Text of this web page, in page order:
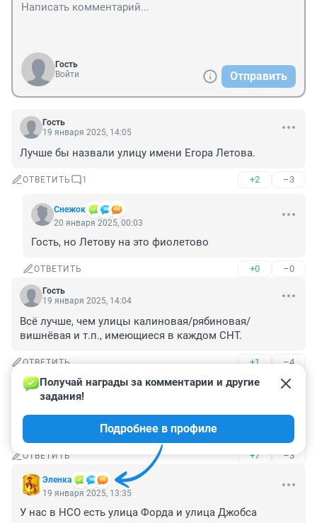
Гость
Войти
Отправить
Гость
19 января 2025, 14:05
Лучше бы назвали улицу имени Егора Летова.
ОТВЕТИТЬ 1 +2 –3
Снежoк
20 января 2025, 00:03
Гость, но Летову на это фиолетово
ОТВЕТИТЬ +0 –0
Гость
19 января 2025, 14:04
Всё лучше, чем улицы калиновая/рябиновая/
вишнёвая и т.п., имеющиеся в каждом СНТ.
ОТВЕТИТЬ +1 –4
Гость
19 января 2025, 13:59
Есть же проспект Путина, почему бы и не быть улице
Курта Кобейна - куда более достойная персона.
ОТВЕТИТЬ +7 –3
Эленка
Получай награды за комментарии и другие
задания!
Подробнее в профиле
19 января 2025, 13:35
У нас в НСО есть улица Форда и улица Джобса